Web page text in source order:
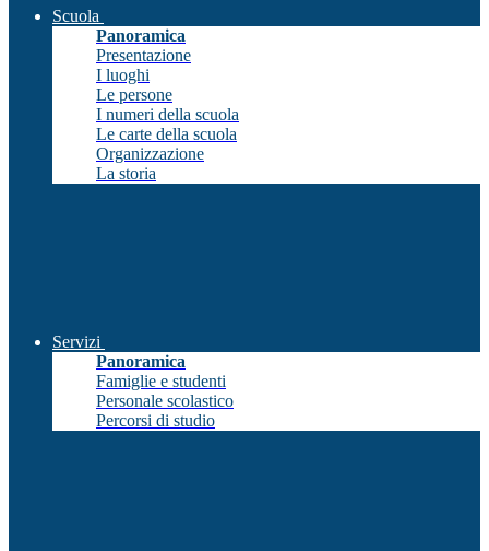
Scuola
Panoramica
Presentazione
I luoghi
Le persone
I numeri della scuola
Le carte della scuola
Organizzazione
La storia
Servizi
Panoramica
Famiglie e studenti
Personale scolastico
Percorsi di studio